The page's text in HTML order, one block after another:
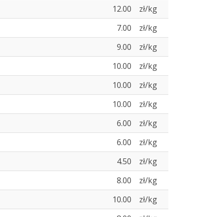
12.00
zł/kg
7.00
zł/kg
9.00
zł/kg
10.00
zł/kg
10.00
zł/kg
10.00
zł/kg
6.00
zł/kg
6.00
zł/kg
4.50
zł/kg
8.00
zł/kg
10.00
zł/kg